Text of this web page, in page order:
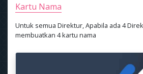
Kartu Nama
Untuk semua Direktur, Apabila ada 4
membuatkan 4 kartu nama